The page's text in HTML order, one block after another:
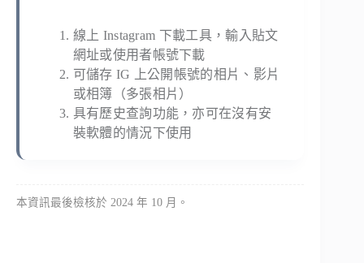
線上 Instagram 下載工具，輸入貼文
網址或使用者帳號下載
可儲存 IG 上公開帳號的相片、影片
或相簿（多張相片）
具有歷史查詢功能，亦可在沒有安
裝軟體的情況下使用
本資訊最後檢核於 2024 年 10 月。